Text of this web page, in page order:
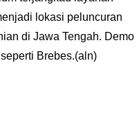
lokasi peluncuran
di Jawa Tengah. Demo
Brebes.(aln)